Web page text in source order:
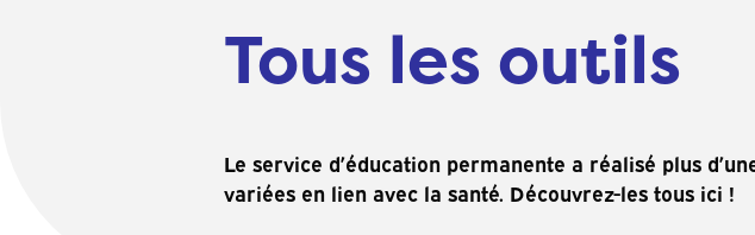
Tous les outils
Le service d’éducation permanente a réalisé plus
variées en lien avec la santé. Découvrez-les tous ici !